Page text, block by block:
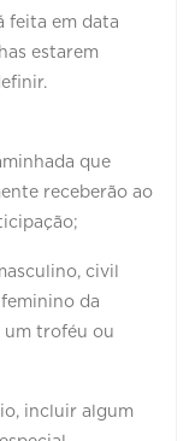
feita em data
estarem
que
receberão ao
civil
da
um troféu ou
incluir algum